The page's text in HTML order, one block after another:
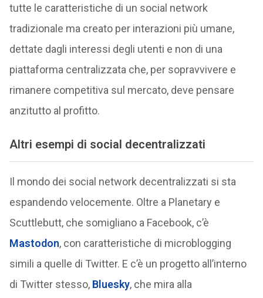
tutte le caratteristiche di un social network
tradizionale ma creato per interazioni più umane,
dettate dagli interessi degli utenti e non di una
piattaforma centralizzata che, per sopravvivere e
rimanere competitiva sul mercato, deve pensare
anzitutto al profitto.
Altri esempi di social decentralizzati
Il mondo dei social network decentralizzati si sta
espandendo velocemente. Oltre a Planetary e
Scuttlebutt, che somigliano a Facebook, c’è
Mastodon, con caratteristiche di microblogging
simili a quelle di Twitter. E c’è un progetto all’interno
di Twitter stesso, Bluesky, che mira alla